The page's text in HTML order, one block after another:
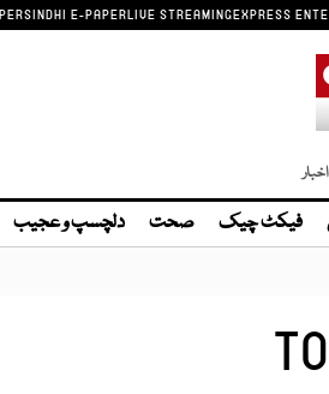
SINDHI E-PAPERLIVE STREAMINGEXPRESS
فیکٹ چیک صحت دلچسپ و عجیب